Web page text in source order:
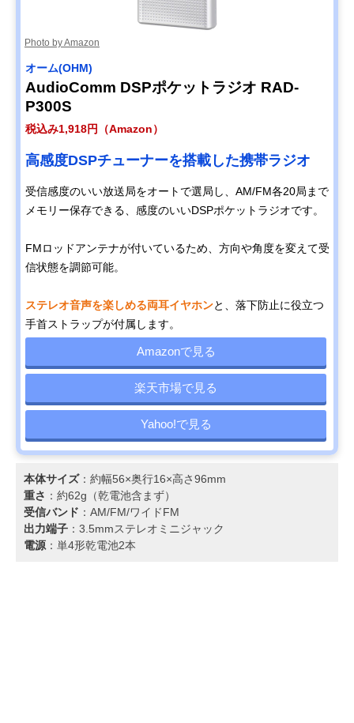
Photo by Amazon
オーム(OHM)
AudioComm DSPポケットラジオ RAD-
P300S
税込み1,918円（Amazon）
高感度DSPチューナーを搭載した携帯ラジオ
受信感度のいい放送局をオートで選局し、AM/FM各20局まで
メモリー保存できる、感度のいいDSPポケットラジオです。
FMロッドアンテナが付いているため、方向や角度を変えて受
信状態を調節可能。
ステレオ音声を楽しめる両耳イヤホンと、落下防止に役立つ
手首ストラップが付属します。
Amazonで見る
楽天市場で見る
Yahoo!で見る
本体サイズ：約幅56×奥行16×高さ96mm
重さ ：約62g（乾電池含まず）
受信バンド ：AM/FM/ワイドFM
出力端子 ：3.5mmステレオミニジャック
電源 ：単4形乾電池2本